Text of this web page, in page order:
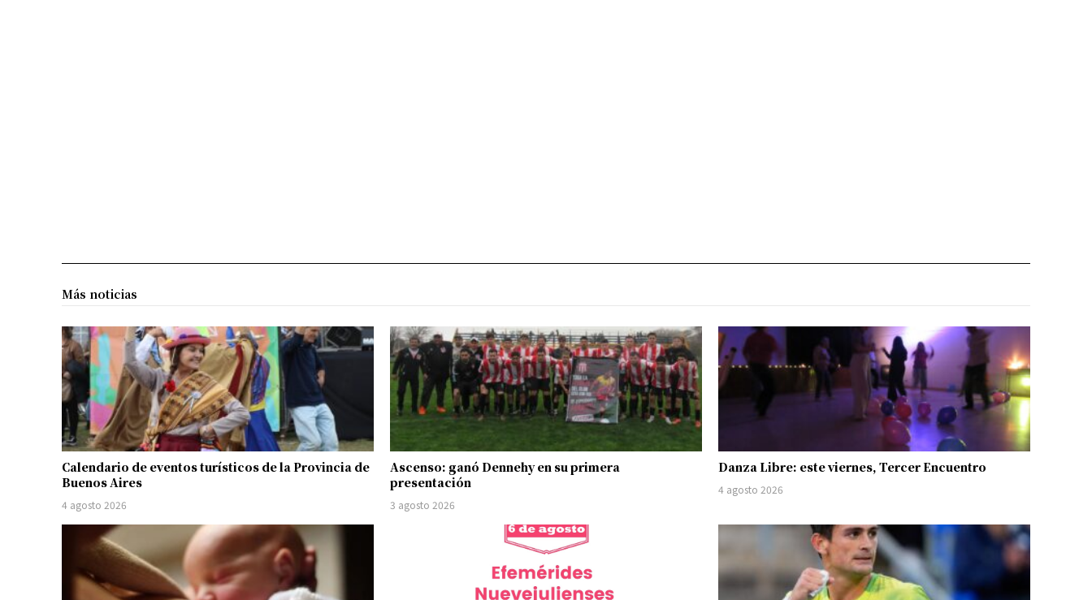
Más noticias
Calendario de eventos turísticos de la Provincia de
Buenos Aires
4 agosto 2026
Ascenso: ganó Dennehy en su primera
presentación
3 agosto 2026
Danza Libre: este viernes, Tercer Encuentro
4 agosto 2026